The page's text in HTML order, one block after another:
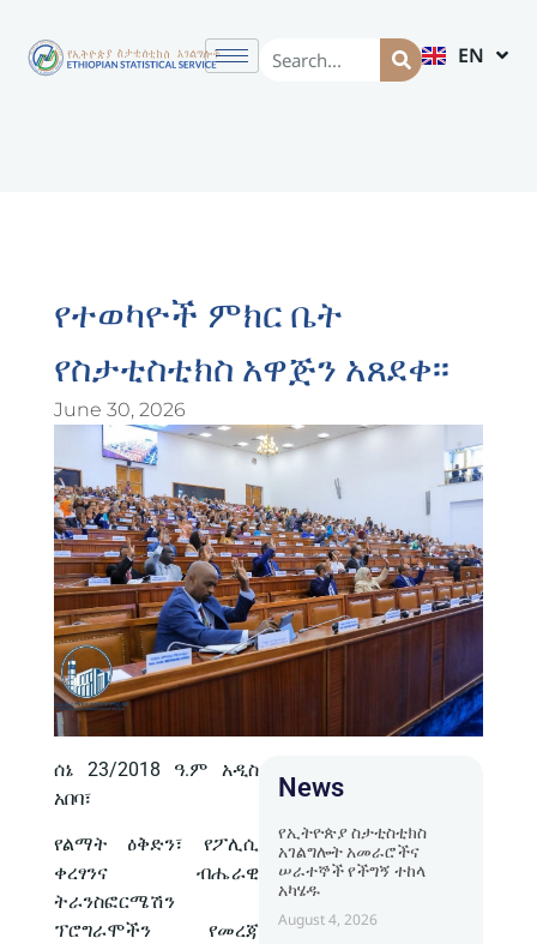
EN
AM
የተወካዮች ምክር ቤት
የስታቲስቲክስ አዋጅን አጸደቀ፡፡
June 30, 2026
ሰኔ 23/2018 ዓ.ም አዲስ
አበባ፣
የልማት ዕቅድን፣ የፖሊሲ
ቀረፃንና ብሔራዊ
ትራንስፎርሜሽን
ፕሮግራሞችን የመረጃ
News
የኢትዮጵያ ስታቲስቲክስ
አገልግሎት አመራሮችና
ሠራተኞች የችግኝ ተከላ
አካሄዱ
August 4, 2026